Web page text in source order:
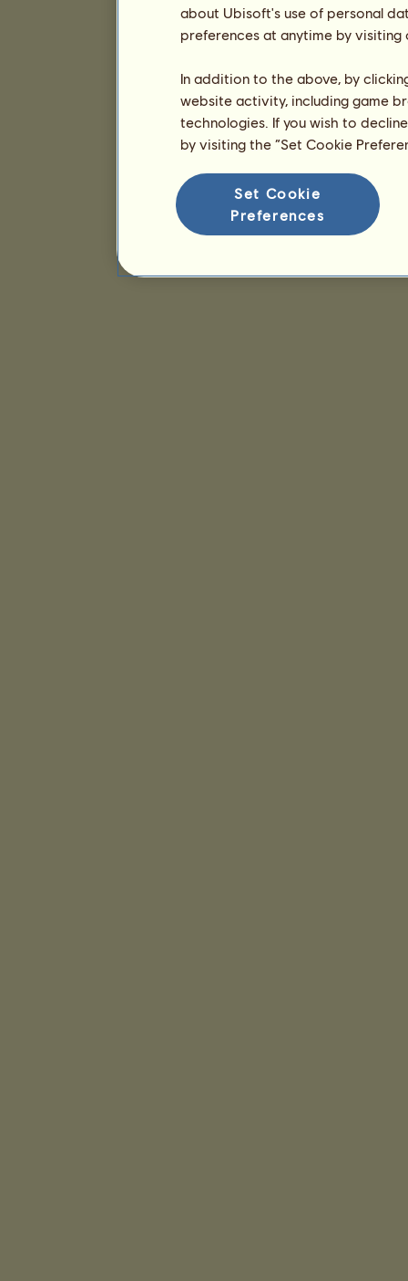
about Ubisoft's use of personal
preferences at anytime by
In addition to the above, by
website activity, including game
technologies. If you wish to
by visiting the “Set Cookie
Set Cookie
Preferences